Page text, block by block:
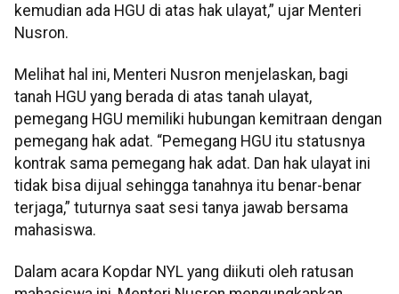
kemudian ada HGU di atas hak ulayat,” ujar Menteri
Nusron.
Melihat hal ini, Menteri Nusron menjelaskan, bagi
tanah HGU yang berada di atas tanah ulayat,
pemegang HGU memiliki hubungan kemitraan dengan
pemegang hak adat. “Pemegang HGU itu statusnya
kontrak sama pemegang hak adat. Dan hak ulayat ini
tidak bisa dijual sehingga tanahnya itu benar-benar
terjaga,” tuturnya saat sesi tanya jawab bersama
mahasiswa.
Dalam acara Kopdar NYL yang diikuti oleh ratusan